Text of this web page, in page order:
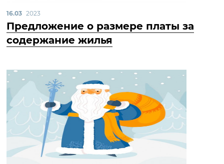
16.03 2023
Предложение о размере платы за
содержание жилья